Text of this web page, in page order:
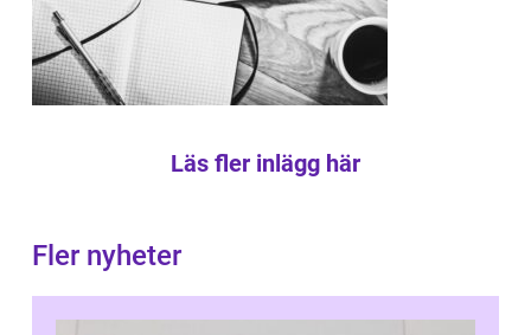
Läs fler inlägg här
Fler nyheter